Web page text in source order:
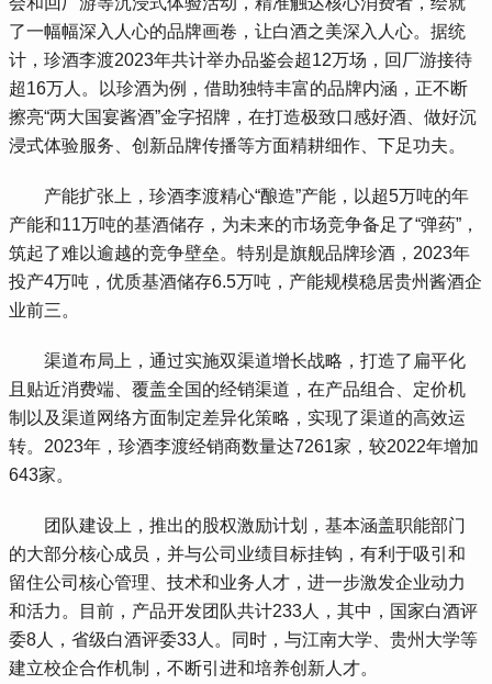
了一幅幅深入人心的品牌画卷，让白酒之美深入人心。据统
计，珍酒李渡2023年共计举办品鉴会超12万场，回厂游接待
超16万人。以珍酒为例，借助独特丰富的品牌内涵，正不断
擦亮“两大国宴酱酒”金字招牌，在打造极致口感好酒、做好沉
浸式体验服务、创新品牌传播等方面精耕细作、下足功夫。
产能扩张上，珍酒李渡精心“酿造”产能，以超5万吨的年
产能和11万吨的基酒储存，为未来的市场竞争备足了“弹药”，
筑起了难以逾越的竞争壁垒。特别是旗舰品牌珍酒，2023年
投产4万吨，优质基酒储存6.5万吨，产能规模稳居贵州酱酒企
业前三。
渠道布局上，通过实施双渠道增长战略，打造了扁平化
且贴近消费端、覆盖全国的经销渠道，在产品组合、定价机
制以及渠道网络方面制定差异化策略，实现了渠道的高效运
转。2023年，珍酒李渡经销商数量达7261家，较2022年增加
643家。
团队建设上，推出的股权激励计划，基本涵盖职能部门
的大部分核心成员，并与公司业绩目标挂钩，有利于吸引和
留住公司核心管理、技术和业务人才，进一步激发企业动力
和活力。目前，产品开发团队共计233人，其中，国家白酒评
委8人，省级白酒评委33人。同时，与江南大学、贵州大学等
建立校企合作机制，不断引进和培养创新人才。